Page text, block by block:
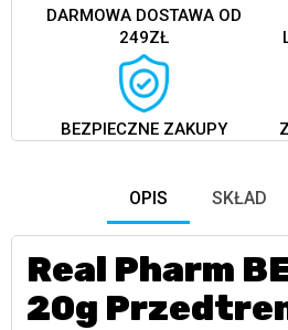
DARMOWA DOSTAWA OD
249ZŁ
BEZPIECZNE ZAKUPY
OPIS SKŁAD
Real Pharm
20g